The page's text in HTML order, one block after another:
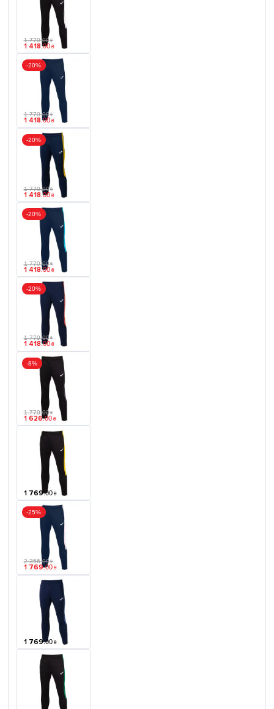
1 770.00 ₴
1 418.00 ₴
-20%
1 770.00 ₴
1 418.00 ₴
-20%
1 770.00 ₴
1 418 .00 ₴
-20%
1 770.00 ₴
1 418.00 ₴
-20%
1 770.00 ₴
1 418.00 ₴
-8%
1 770.00 ₴
1 626.00 ₴
1 769.00 ₴
-25%
2 356.00 ₴
1 769.00 ₴
1 769.00 ₴